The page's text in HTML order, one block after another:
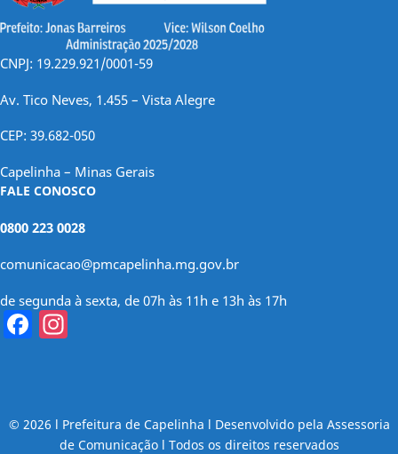
CNPJ: 19.229.921/0001-59
Av. Tico Neves, 1.455 – Vista Alegre
CEP: 39.682-050
Capelinha – Minas Gerais
FALE CONOSCO
0800 223 0028
comunicacao@pmcapelinha.mg.gov.br
de segunda à sexta, de 07h às 11h e 13h às 17h
Facebook
© 2026 l Prefeitura de Capelinha l Desenvolvido pela Assessoria
de Comunicação l Todos os direitos reservados